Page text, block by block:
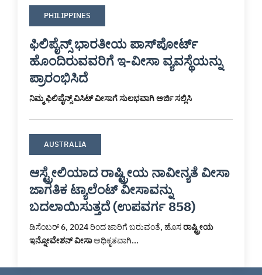
PHILIPPINES
ಫಿಲಿಪೈನ್ಸ್ ಭಾರತೀಯ ಪಾಸ್‌ಪೋರ್ಟ್
ಹೊಂದಿರುವವರಿಗೆ ಇ-ವೀಸಾ ವ್ಯವಸ್ಥೆಯನ್ನು
ಪ್ರಾರಂಭಿಸಿದೆ
ನಿಮ್ಮ ಫಿಲಿಪೈನ್ಸ್ ವಿಸಿಟ್ ವೀಸಾಗೆ ಸುಲಭವಾಗಿ ಅರ್ಜಿ ಸಲ್ಲಿಸಿ
AUSTRALIA
ಆಸ್ಟ್ರೇಲಿಯಾದ ರಾಷ್ಟ್ರೀಯ ನಾವೀನ್ಯತೆ ವೀಸಾ
ಜಾಗತಿಕ ಟ್ಯಾಲೆಂಟ್ ವೀಸಾವನ್ನು
ಬದಲಾಯಿಸುತ್ತದೆ (ಉಪವರ್ಗ 858)
ಡಿಸೆಂಬರ್ 6, 2024 ರಿಂದ ಜಾರಿಗೆ ಬರುವಂತೆ, ಹೊಸರಾಷ್ಟ್ರೀಯ
ಇನ್ನೋವೇಶನ್ ವೀಸಾಅಧಿಕೃತವಾಗಿ...